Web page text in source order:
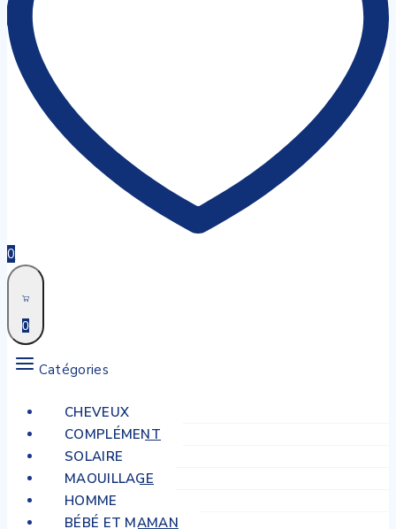
0
0
Catégories
CHEVEUX
COMPLÉMENT
SOLAIRE
MAQUILLAGE
HOMME
BÉBÉ ET MAMAN